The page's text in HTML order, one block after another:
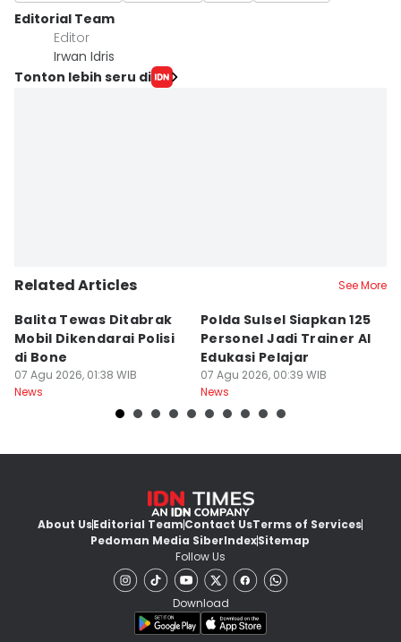
Editorial Team
Editor
Irwan Idris
Tonton lebih seru di
Related Articles See More
Balita Tewas Ditabrak
Mobil Dikendarai Polisi
di Bone
07 Agu 2026, 01:38 WIB
News
Polda Sulsel Siapkan 125
Personel Jadi Trainer AI
Edukasi Pelajar
07 Agu 2026, 00:39 WIB
News
About UsEditorial TeamContact UsTerms of Services
Pedoman Media SiberIndexSitemap
Follow Us
Download